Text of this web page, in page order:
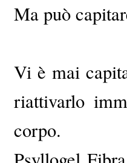
Ma può
Vi è mai
riattivarlo
corpo.